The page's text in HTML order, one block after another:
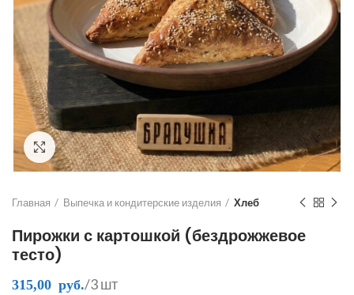
Click to enlarge
Главная Выпечка и кондитерские изделия Хлеб
Пирожки с картошкой (бездрожжевое
тесто)
315,00 руб. /3 шт